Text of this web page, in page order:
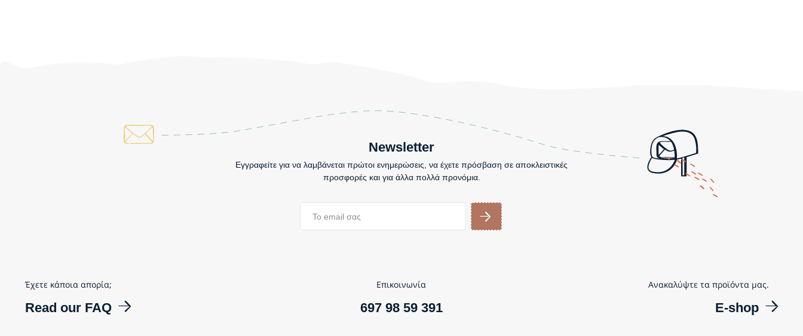
Newsletter
Εγγραφείτε για να λαμβάνεται πρώτοι ενημερώσεις, να έχετε πρόσβαση σε αποκλειστικές
προσφορές και για άλλα πολλά προνόμια.
Έχετε κάποια απορία;
Read our FAQ
Επικοινωνία
697 98 59 391
Ανακαλύψτε τα προϊόντα μας.
E-shop